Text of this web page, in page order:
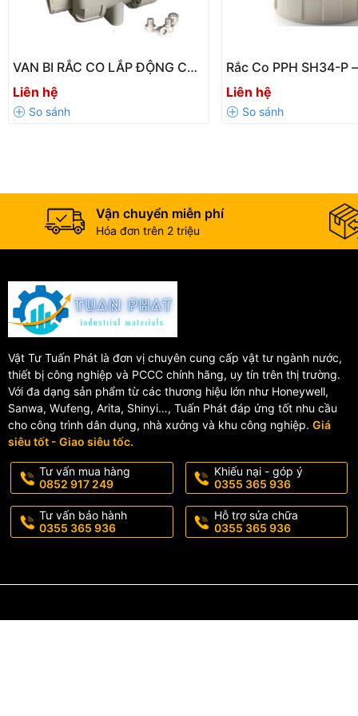
Ngành xi mạ, sản xuất hóa chất
Hệ thống cấp thoát nước
Dây chuyền sản xuất công nghiệp
VAN BI RẮC CO LẮP ĐỘNG CƠ
PPH SH12-P – Giải Pháp Điều
Khiển Tự Động Hiệu Quả Cho
Hệ Thống Đường Ống
Liên hệ
Rắc Co PPH SH34-P
Ống Nhựa PPH Chịu
Chống Ăn Mòn Hiệu
Liên hệ
Vận chuyển miễn phí
Hóa đơn trên 2 triệu
Vật Tư Tuấn Phát là đơn vị chuyên cung cấp vật tư ngành nước,
thiết bị công nghiệp và PCCC chính hãng, uy tín trên thị trường.
Với đa dạng sản phẩm từ các thương hiệu lớn như Honeywell,
Sanwa, Wufeng, Arita, Shinyi…, Tuấn Phát đáp ứng tốt nhu cầu
cho công trình dân dụng, nhà xưởng và khu công nghiệp. Giá
siêu tốt - Giao siêu tốc.
Tư vấn mua hàng
0852 917 249
Khiếu nại - góp ý
0355 365 936
Tư vấn bảo hành
0355 365 936
Hỗ trợ sửa chữa
0355 365 936